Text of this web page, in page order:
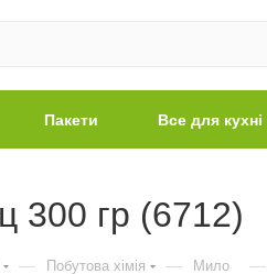
Пакети Все для кухні
300 гр (6712)
— Побутова хімія — Мило —